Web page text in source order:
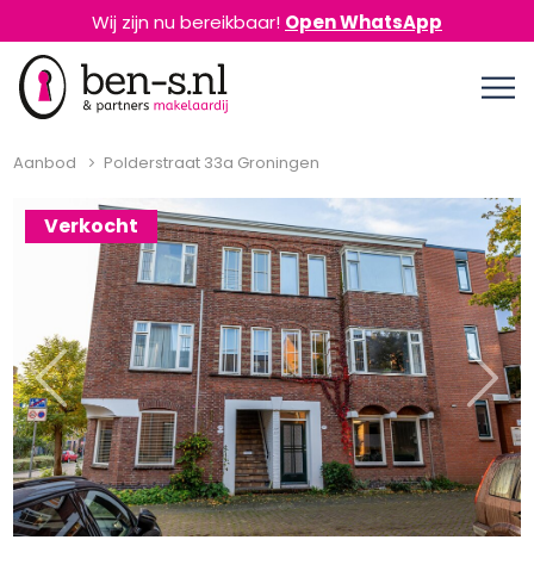
Wij zijn nu bereikbaar! Open WhatsApp
Aanbod Polderstraat 33a Groningen
Verkocht
Previous Next